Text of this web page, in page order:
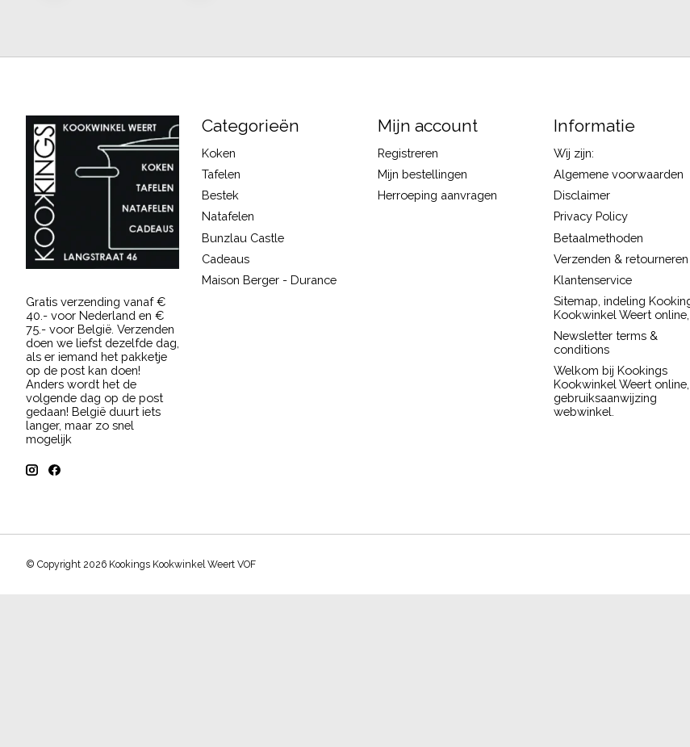
Gratis verzending vanaf €
40.- voor Nederland en €
75.- voor België. Verzenden
doen we liefst dezelfde dag,
als er iemand het pakketje
op de post kan doen!
Anders wordt het de
volgende dag op de post
gedaan! België duurt iets
langer, maar zo snel
mogelijk
Categorieën
Koken
Tafelen
Bestek
Natafelen
Bunzlau Castle
Cadeaus
Maison Berger - Durance
Mijn account
Registreren
Mijn bestellingen
Herroeping aanvragen
Informatie
Wij zijn:
Algemene voorwaarden
Disclaimer
Privacy Policy
Betaalmethoden
Verzenden & retourneren
Klantenservice
Sitemap, indeling
Kookwinkel Weert online,
Newsletter terms &
conditions
Welkom bij Kookings
Kookwinkel Weert online,
gebruiksaanwijzing
webwinkel.
© Copyright 2026 Kookings Kookwinkel Weert VOF